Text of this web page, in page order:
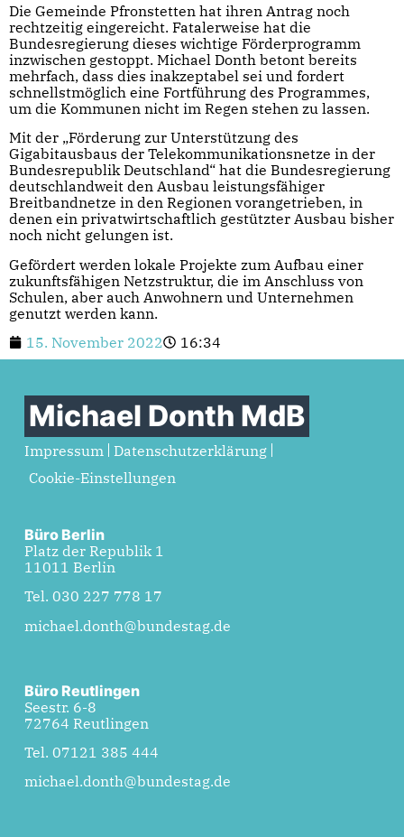
Die Gemeinde Pfronstetten hat ihren Antrag noch
rechtzeitig eingereicht. Fatalerweise hat die
Bundesregierung dieses wichtige Förderprogramm
inzwischen gestoppt. Michael Donth betont bereits
mehrfach, dass dies inakzeptabel sei und fordert
schnellstmöglich eine Fortführung des Programmes,
um die Kommunen nicht im Regen stehen zu lassen.
Mit der „Förderung zur Unterstützung des
Gigabitausbaus der Telekommunikationsnetze in der
Bundesrepublik Deutschland“ hat die Bundesregierung
deutschlandweit den Ausbau leistungsfähiger
Breitbandnetze in den Regionen vorangetrieben, in
denen ein privatwirtschaftlich gestützter Ausbau bisher
noch nicht gelungen ist.
Gefördert werden lokale Projekte zum Aufbau einer
zukunftsfähigen Netzstruktur, die im Anschluss von
Schulen, aber auch Anwohnern und Unternehmen
genutzt werden kann.
15. November 2022
16:34
Michael Donth MdB
Impressum
Datenschutzerklärung
Cookie-Einstellungen
Büro Berlin
Platz der Republik 1
11011 Berlin
Tel. 030 227 778 17
michael.donth@bundestag.de
Büro Reutlingen
Seestr. 6-8
72764 Reutlingen
Tel. 07121 385 444
michael.donth@bundestag.de